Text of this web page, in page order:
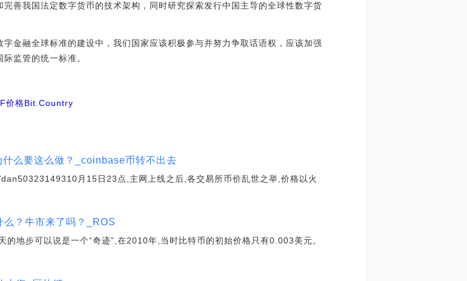
善我国法定数字货币的技术架构，同时研究探索发行中国主导的全球性数字货
金融全球标准的建设中，我们国家应该积极参与并努力争取话语权，应该加强
监管的统一标准。
价格Bit.Country
么要这么做？_coinbase币转不出去
月15日23点,主网上线之后,各交易所币价乱世之举,价格以火
么？牛市来了吗？_ROS
地步可以说是一个“奇迹”,在2010年,当时比特币的初始价格只有0.003美元。